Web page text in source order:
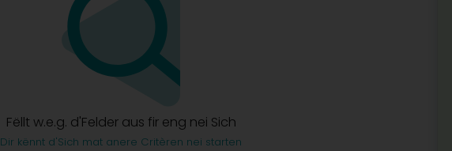
Fëllt w.e.g. d'Felder aus fir eng nei Sich
Dir kënnt d'Sich mat anere Critèren nei starten